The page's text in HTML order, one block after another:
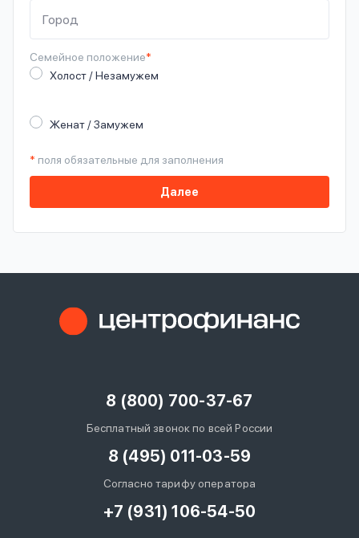
Семейное положение*
Холост / Незамужем
Женат / Замужем
* поля обязательные для заполнения
Далее
8 (800) 700-37-67
Бесплатный звонок по всей России
8 (495) 011-03-59
Согласно тарифу оператора
+7 (931) 106-54-50